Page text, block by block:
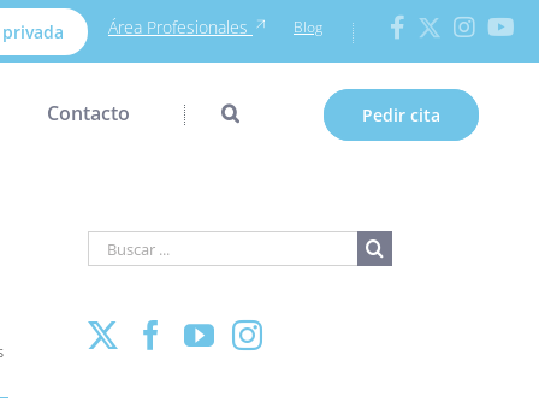
Área Profesionales Blog
Contacto Pedir cita
Buscar